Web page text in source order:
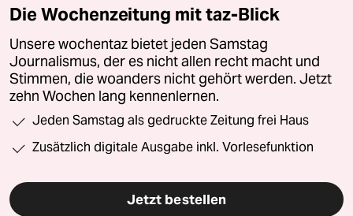
Die Wochenzeitung mit taz-Blick
Unsere wochentaz bietet jeden Samstag
Journalismus, der es nicht allen recht macht und
Stimmen, die woanders nicht gehört werden. Jetzt
zehn Wochen lang kennenlernen.
Jeden Samstag als gedruckte Zeitung frei Haus
Zusätzlich digitale Ausgabe inkl. Vorlesefunktion
Jetzt bestellen